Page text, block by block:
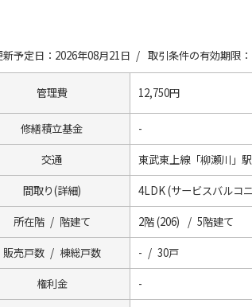
新予定日：2026年08月21日 / 取引条件の有効期限
管理費 12,750円
修繕積立基金 -
交通 東武東上線「柳瀬川」
間取り(詳細) 4LDK (サービスバルコ
所在階 / 階建て 2階 (206) / 5階建て
販売戸数 / 棟総戸数 - / 30戸
権利金 -